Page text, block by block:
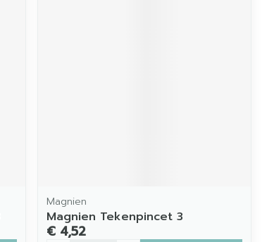
Magnien
Magnien Tekenpincet 3
€ 4,52